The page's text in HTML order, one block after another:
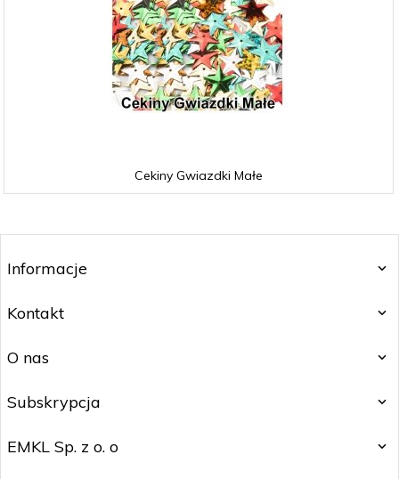
Cekiny Gwiazdki Małe
Informacje
Kontakt
O nas
Subskrypcja
EMKL Sp. z o. o